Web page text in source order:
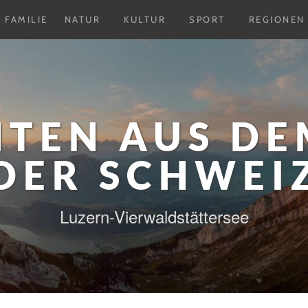
FAMILIE NATUR
Untermenu
KULTUR
Untermenu
SPORT
Untermenu
REGIONEN
AUS
Luzern-Vierwaldstättersee